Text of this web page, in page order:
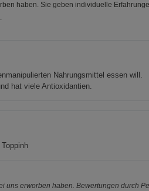
haben. Sie geben individuelle
Nahrungsmittel essen will.
hat viele Antioxidantien.
erworben haben. Bewertungen durch